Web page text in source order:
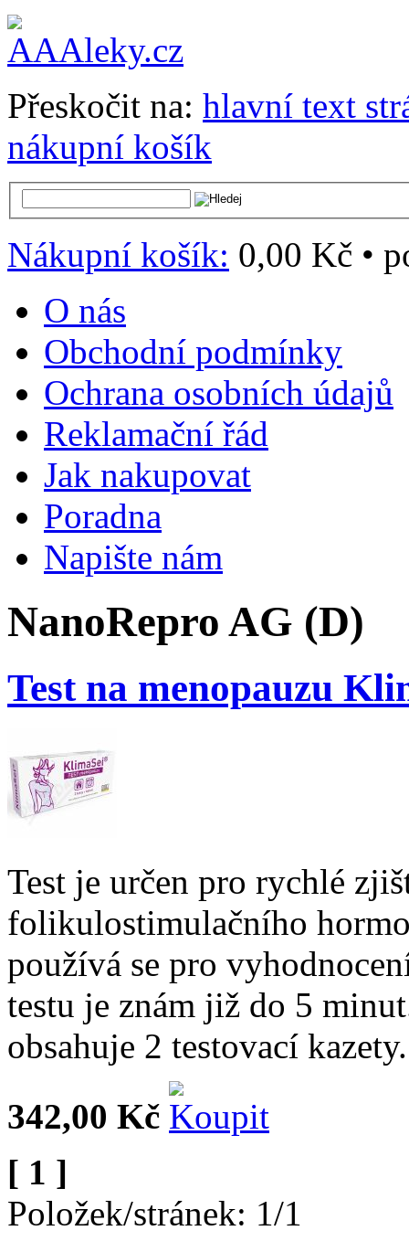
Přeskočit na: hlavní text
nákupní košík
Nákupní košík: 0,00 Kč •
O nás
Obchodní podmínky
Ochrana osobních údajů
Reklamační řád
Jak nakupovat
Poradna
Napište nám
NanoRepro AG (D)
Test na menopauzu
Test je určen pro rychlé
folikulostimulačního
používá se pro
testu je znám již do 5
obsahuje 2 testovací kazety.
342,00 Kč
[ 1 ]
Položek/stránek: 1/1